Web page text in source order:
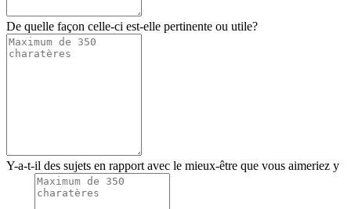
De quelle façon celle-ci est-elle pertinente ou utile?
Y-a-t-il des sujets en rapport avec le mieux-être que vous aimeriez y